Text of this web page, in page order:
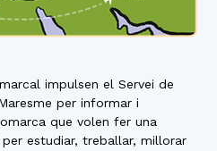
impulsen el Servei de
per informar i
que volen fer una
per estudiar, treballar, millorar